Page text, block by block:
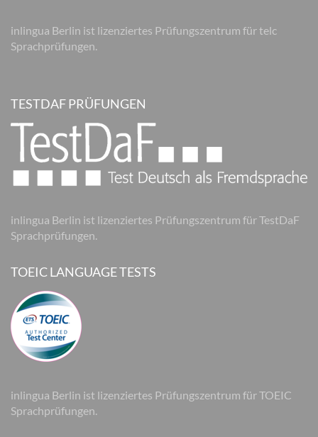
inlingua Berlin ist lizenziertes Prüfungszentrum für telc
Sprachprüfungen.
TESTDAF PRÜFUNGEN
inlingua Berlin ist lizenziertes Prüfungszentrum für TestDaF
Sprachprüfungen.
TOEIC LANGUAGE TESTS
inlingua Berlin ist lizenziertes Prüfungszentrum für TOEIC
Sprachprüfungen.